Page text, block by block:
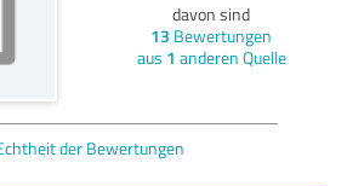
davon sind
13 Bewertungen
aus 1 anderen Quelle
der Bewertungen